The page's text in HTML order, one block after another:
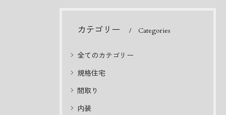
カテゴリー Categories
全てのカテゴリー
規格住宅
間取り
内装